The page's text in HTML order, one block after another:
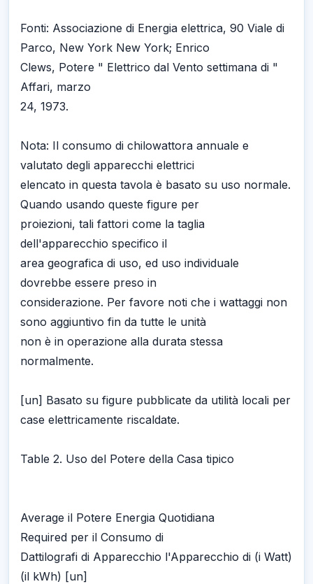
Fonti: Associazione di Energia elettrica, 90 Viale di
Parco, New York New York; Enrico
Clews, Potere " Elettrico dal Vento settimana di "
Affari, marzo
24, 1973.
Nota: Il consumo di chilowattora annuale e
valutato degli apparecchi elettrici
elencato in questa tavola è basato su uso normale.
Quando usando queste figure per
proiezioni, tali fattori come la taglia
dell'apparecchio specifico il
area geografica di uso, ed uso individuale
dovrebbe essere preso in
considerazione. Per favore noti che i wattaggi non
sono aggiuntivo fin da tutte le unità
non è in operazione alla durata stessa
normalmente.
[un] Basato su figure pubblicate da utilità locali per
case elettricamente riscaldate.
Table 2. Uso del Potere della Casa tipico
Average il Potere Energia Quotidiana
Required per il Consumo di
Dattilografi di Apparecchio l'Apparecchio di (i Watt)
(il kWh) [un]